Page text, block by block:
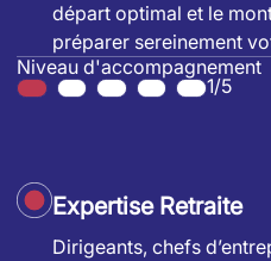
départ optimal et le
préparer sereinement
Niveau d'accompagnement
1/5
Expertise Retraite
Dirigeants, chefs